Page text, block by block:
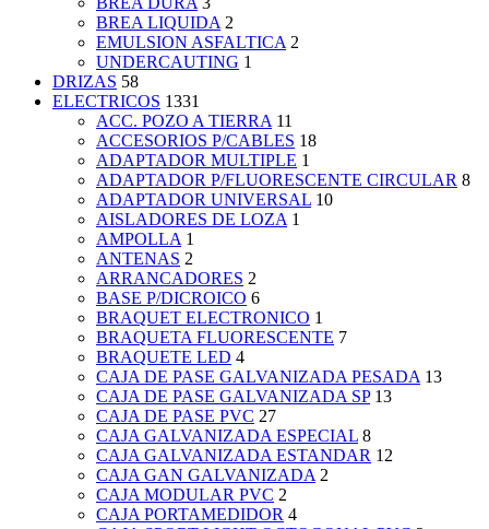
BREA LIQUIDA 2
EMULSION ASFALTICA 2
UNDERCAUTING 1
DRIZAS 58
ELECTRICOS 1331
ACC. POZO A TIERRA 11
ACCESORIOS P/CABLES 18
ADAPTADOR MULTIPLE 1
ADAPTADOR P/FLUORESCENTE CIRCULAR 8
ADAPTADOR UNIVERSAL 10
AISLADORES DE LOZA 1
AMPOLLA 1
ANTENAS 2
ARRANCADORES 2
BASE P/DICROICO 6
BRAQUET ELECTRONICO 1
BRAQUETA FLUORESCENTE 7
BRAQUETE LED 4
CAJA DE PASE GALVANIZADA PESADA 13
CAJA DE PASE GALVANIZADA SP 13
CAJA DE PASE PVC 27
CAJA GALVANIZADA ESPECIAL 8
CAJA GALVANIZADA ESTANDAR 12
CAJA GAN GALVANIZADA 2
CAJA MODULAR PVC 2
CAJA PORTAMEDIDOR 4